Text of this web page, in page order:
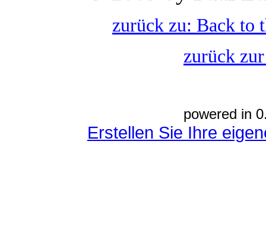
zurück zu: Back to
zurück
powered in
Erstellen Sie Ihre